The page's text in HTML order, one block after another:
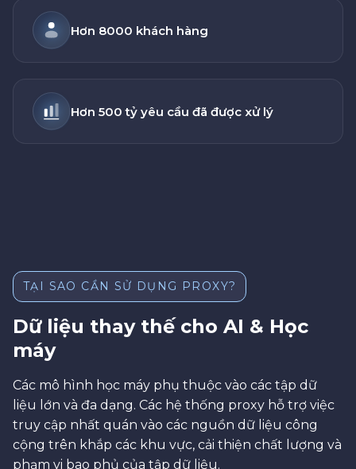
Hơn 8000 khách hàng
Hơn 500 tỷ yêu cầu đã được xử lý
TẠI SAO CẦN SỬ DỤNG PROXY?
Dữ liệu thay thế cho AI & Học
máy
Các mô hình học máy phụ thuộc vào các tập dữ
liệu lớn và đa dạng. Các hệ thống proxy hỗ trợ việc
truy cập nhất quán vào các nguồn dữ liệu công
cộng trên khắp các khu vực, cải thiện chất lượng và
phạm vi bao phủ của tập dữ liệu.